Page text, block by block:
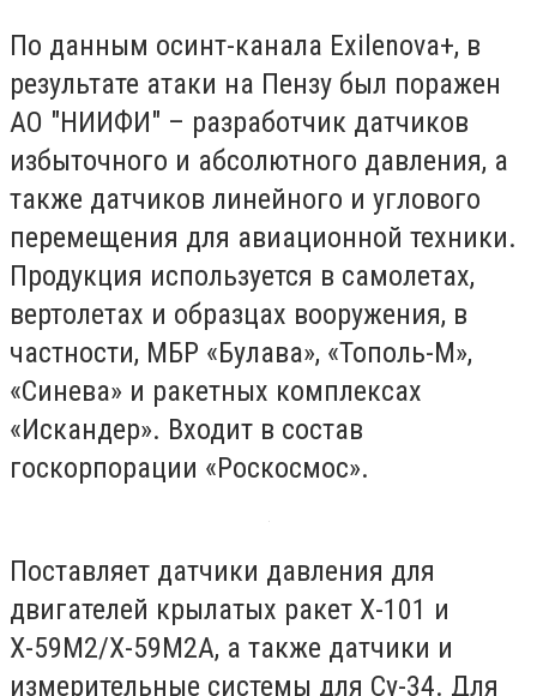
По данным осинт-канала Exilenova+, в
результате атаки на Пензу был поражен
АО "НИИФИ" – разработчик датчиков
избыточного и абсолютного давления, а
также датчиков линейного и углового
перемещения для авиационной техники.
Продукция используется в самолетах,
вертолетах и образцах вооружения, в
частности, МБР «Булава», «Тополь-М»,
«Синева» и ракетных комплексах
«Искандер». Входит в состав
госкорпорации «Роскосмос».
Поставляет датчики давления для
двигателей крылатых ракет Х-101 и
Х-59М2/Х-59М2А, а также датчики и
измерительные системы для Су-34. Для